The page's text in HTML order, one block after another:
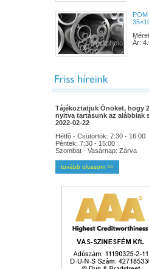
Ár:
Tájékoztatjuk Önöket, hogy
nyitva tartásunk az alábbiak
2022-02-22
Hétfõ - Csütörtök: 7:30 - 16:00
Péntek: 7:30 - 15:00
Szombat - Vasárnap: Zárva
tovább olvasom >>